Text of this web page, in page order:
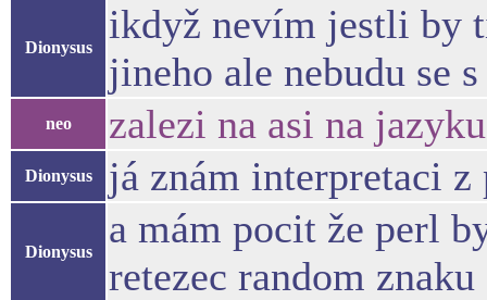
Dionysus
ikdyž nevím jestli by
jineho ale nebudu se
neo zalezi na asi na
Dionysus já znám interpretaci
Dionysus
a mám pocit že perl
retezec random znaku